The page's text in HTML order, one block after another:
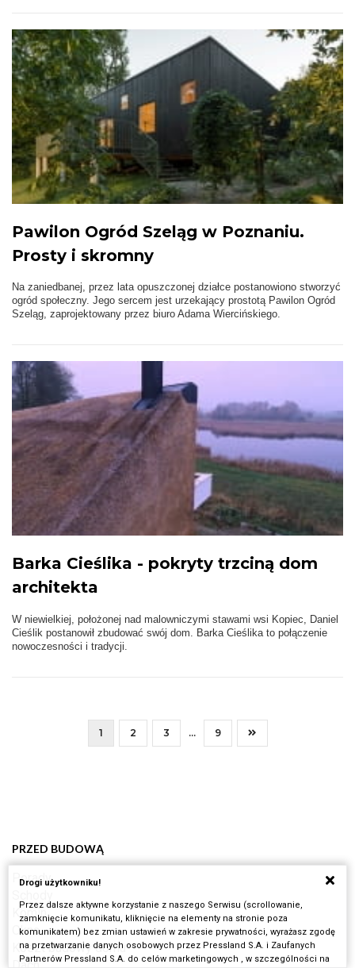
Pawilon Ogród Szeląg w Poznaniu.
Prosty i skromny
Na zaniedbanej, przez lata opuszczonej działce postanowiono stworzyć
ogród społeczny. Jego sercem jest urzekający prostotą Pawilon Ogród
Szeląg, zaprojektowany przez biuro Adama Wiercińskiego.
Barka Cieślika - pokryty trzciną dom
architekta
W niewielkiej, położonej nad malowniczymi stawami wsi Kopiec, Daniel
Cieślik postanowił zbudować swój dom. Barka Cieślika to połączenie
nowoczesności i tradycji.
1 2 3 ... 9
PRZED BUDOWĄ
Porady
Komin
Okna
Koszt budowy domu
Drogi użytkowniku!
Przez dalsze aktywne korzystanie z naszego Serwisu (scrollowanie,
zamknięcie komunikatu, kliknięcie na elementy na stronie poza
komunikatem) bez zmian ustawień w zakresie prywatności, wyrażasz zgodę
na przetwarzanie danych osobowych przez Pressland S.A. i Zaufanych
Partnerów Pressland S.A. do celów marketingowych , w szczególności na